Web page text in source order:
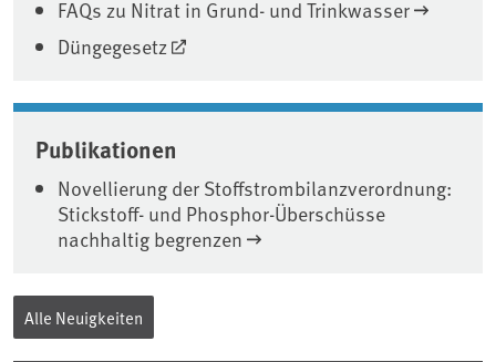
FAQs zu Nitrat in Grund- und Trinkwasser
Düngegesetz
Publikationen
Novellierung der Stoffstrombilanzverordnung:
Stickstoff- und Phosphor-Überschüsse
nachhaltig begrenzen
Alle Neuigkeiten